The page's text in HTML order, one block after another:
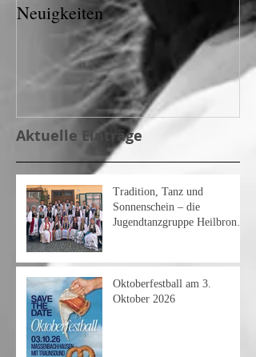
Neuigkeiten
Aktuelle Einträge
Tradition, Tanz und
Sonnenschein – die
Jugendtanzgruppe Heilbronn
Oktoberfestball am 3.
Oktober 2026